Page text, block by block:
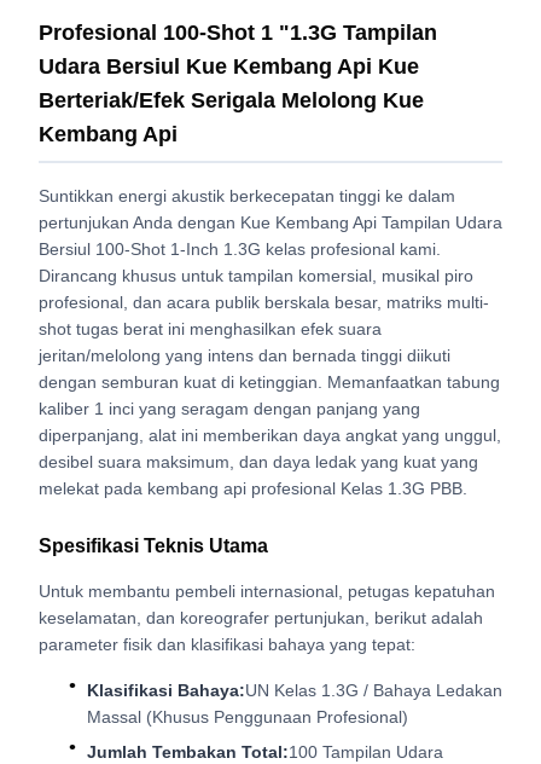
Profesional 100-Shot 1 "1.3G Tampilan
Udara Bersiul Kue Kembang Api Kue
Berteriak/Efek Serigala Melolong Kue
Kembang Api
Suntikkan energi akustik berkecepatan tinggi ke dalam
pertunjukan Anda dengan Kue Kembang Api Tampilan Udara
Bersiul 100-Shot 1-Inch 1.3G kelas profesional kami.
Dirancang khusus untuk tampilan komersial, musikal piro
profesional, dan acara publik berskala besar, matriks multi-
shot tugas berat ini menghasilkan efek suara
jeritan/melolong yang intens dan bernada tinggi diikuti
dengan semburan kuat di ketinggian. Memanfaatkan tabung
kaliber 1 inci yang seragam dengan panjang yang
diperpanjang, alat ini memberikan daya angkat yang unggul,
desibel suara maksimum, dan daya ledak yang kuat yang
melekat pada kembang api profesional Kelas 1.3G PBB.
Spesifikasi Teknis Utama
Untuk membantu pembeli internasional, petugas kepatuhan
keselamatan, dan koreografer pertunjukan, berikut adalah
parameter fisik dan klasifikasi bahaya yang tepat:
Klasifikasi Bahaya:UN Kelas 1.3G / Bahaya Ledakan
Massal (Khusus Penggunaan Profesional)
Jumlah Tembakan Total:100 Tampilan Udara